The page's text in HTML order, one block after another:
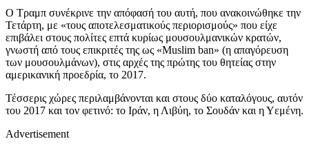
Ο Τραμπ συνέκρινε την απόφασή του αυτή, που ανακοινώθηκε την
Τετάρτη, με «τους αποτελεσματικούς περιορισμούς» που είχε
επιβάλει στους πολίτες επτά κυρίως μουσουλμανικών κρατών,
γνωστή από τους επικριτές της ως «Muslim ban» (η απαγόρευση
των μουσουλμάνων), στις αρχές της πρώτης του θητείας στην
αμερικανική προεδρία, το 2017.
Τέσσερις χώρες περιλαμβάνονται και στους δύο καταλόγους, αυτόν
του 2017 και τον φετινό: το Ιράν, η Λιβύη, το Σουδάν και η Υεμένη.
Advertisement